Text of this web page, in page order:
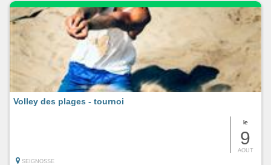
le
9
AOUT
Volley des plages - tournoi
SEIGNOSSE